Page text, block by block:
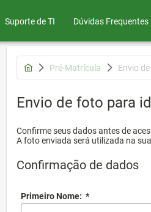
Suporte de TI Dúvidas Frequentes
Pré-Matrícula Envio
Envio de foto para
Confirme seus dados antes de
A foto enviada será utilizada na
Confirmação de dados
Primeiro Nome: *